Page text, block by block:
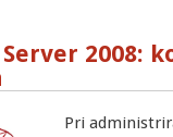
Server
Pri